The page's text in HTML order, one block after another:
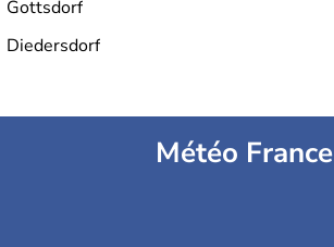
Gottsdorf
Diedersdorf
Météo France